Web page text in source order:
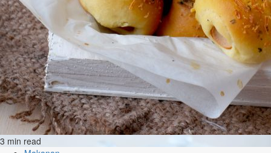
3 min read